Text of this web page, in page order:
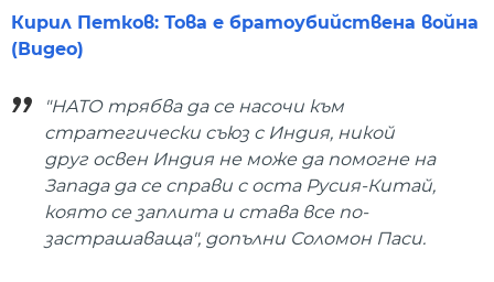
Кирил Петков: Това е братоубийствена война
(Видео)
"НАТО трябва да се насочи към
стратегически съюз с Индия, никой
друг освен Индия не може да помогне на
Запада да се справи с оста Русия-Китай,
която се заплита и става все по-
застрашаваща", допълни Соломон Паси.